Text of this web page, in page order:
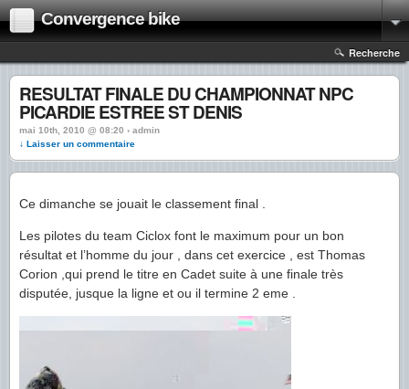
Convergence bike
Recherche
RESULTAT FINALE DU CHAMPIONNAT NPC
PICARDIE ESTREE ST DENIS
mai 10th, 2010 @ 08:20 › admin
↓ Laisser un commentaire
Ce dimanche se jouait le classement final .
Les pilotes du team Ciclox font le maximum pour un bon
résultat et l’homme du jour , dans cet exercice , est Thomas
Corion ,qui prend le titre en Cadet suite à une finale très
disputée, jusque la ligne et ou il termine 2 eme .